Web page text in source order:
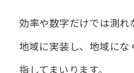
効率や数字だけでは測
地域に実装し、地域にな
指してまいります。